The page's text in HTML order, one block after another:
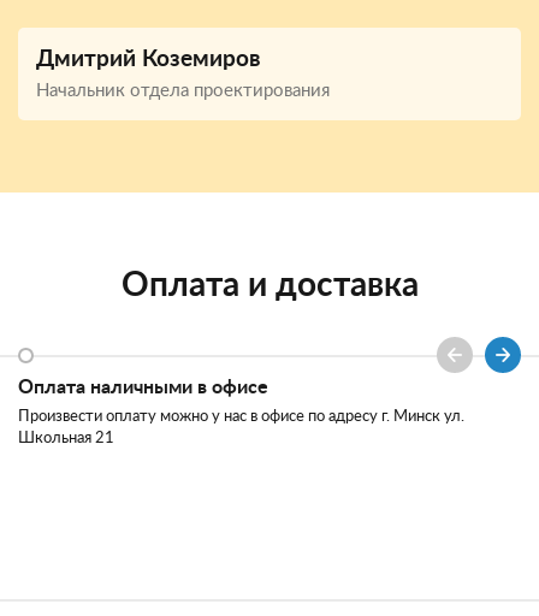
Дмитрий Коземиров
Начальник отдела проектирования
Оплата и доставка
Оплата наличными в офисе
Произвести оплату можно у нас в офисе по адресу г. Минск ул.
Школьная 21